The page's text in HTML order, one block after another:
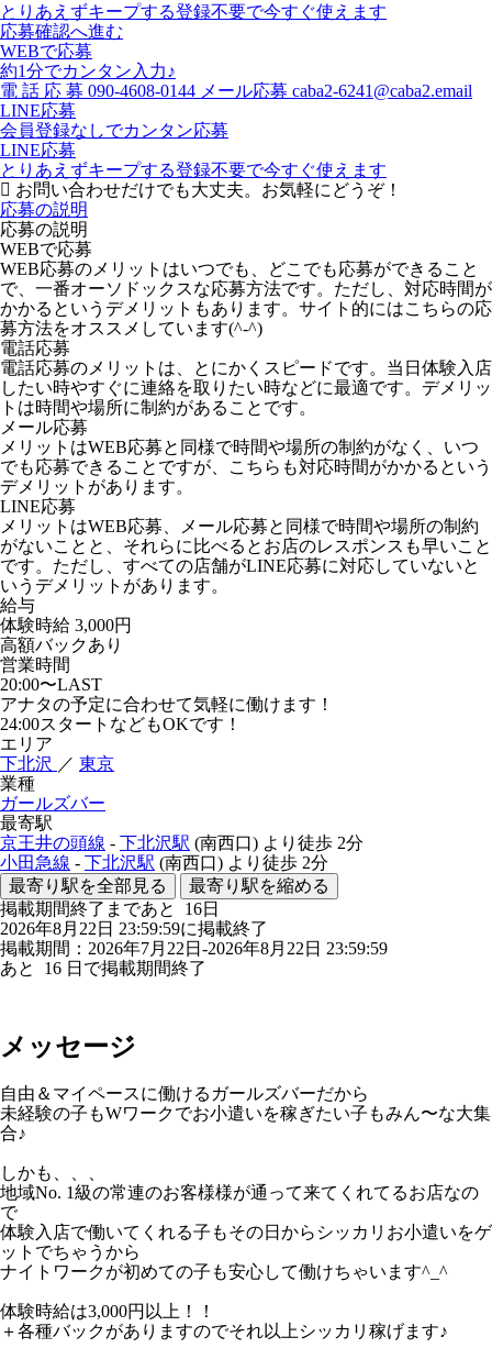
とりあえずキープする登録不要で今すぐ使えます
応募確認へ進む
WEBで応募
約1分でカンタン入力♪
電 話 応 募 090-4608-0144 メール応募 caba2-6241@caba2.email
LINE応募
会員登録なしでカンタン応募
LINE応募
とりあえずキープする登録不要で今すぐ使えます
お問い合わせだけでも大丈夫。お気軽にどうぞ！
応募の説明
応募の説明
WEBで応募
WEB応募のメリットはいつでも、どこでも応募ができること
で、一番オーソドックスな応募方法です。ただし、対応時間が
かかるというデメリットもあります。サイト的にはこちらの応
募方法をオススメしています(^-^)
電話応募
電話応募のメリットは、とにかくスピードです。当日体験入店
したい時やすぐに連絡を取りたい時などに最適です。デメリッ
トは時間や場所に制約があることです。
メール応募
メリットはWEB応募と同様で時間や場所の制約がなく、いつ
でも応募できることですが、こちらも対応時間がかかるという
デメリットがあります。
LINE応募
メリットはWEB応募、メール応募と同様で時間や場所の制約
がないことと、それらに比べるとお店のレスポンスも早いこと
です。ただし、すべての店舗がLINE応募に対応していないと
いうデメリットがあります。
給与
体験時給 3,000円
高額バックあり
営業時間
20:00〜LAST
アナタの予定に合わせて気軽に働けます！
24:00スタートなどもOKです！
エリア
下北沢 ／ 東京
業種
ガールズバー
最寄駅
京王井の頭線 - 下北沢駅 (南西口) より徒歩 2分
小田急線 - 下北沢駅 (南西口) より徒歩 2分
最寄り駅を全部見る
最寄り駅を縮める
掲載期間終了まであと 16日
2026年8月22日 23:59:59に掲載終了
掲載期間：2026年7月22日-2026年8月22日 23:59:59
あと 16 日で掲載期間終了
メッセージ
自由＆マイペースに働けるガールズバーだから
未経験の子もWワークでお小遣いを稼ぎたい子もみん〜な大集
合♪
しかも、、、
地域No. 1級の常連のお客様様が通って来てくれてるお店なの
で
体験入店で働いてくれる子もその日からシッカリお小遣いをゲ
ットでちゃうから
ナイトワークが初めての子も安心して働けちゃいます^_^
体験時給は3,000円以上！！
＋各種バックがありますのでそれ以上シッカリ稼げます♪